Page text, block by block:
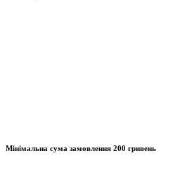
Мінімальна сума замовлення 200 гривень